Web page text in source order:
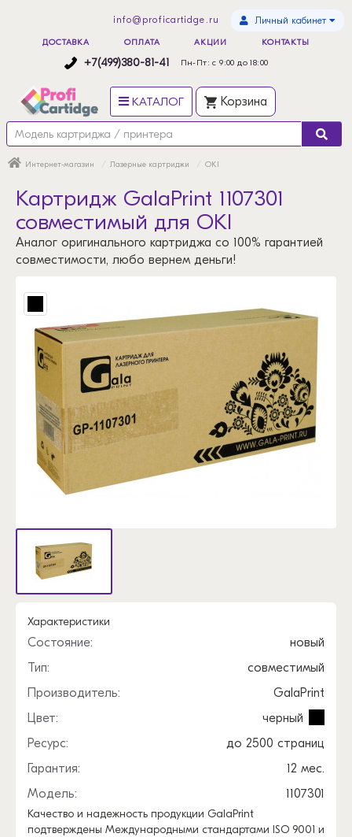
info@proficartidge.ru Личный кабинет
ДОСТАВКА ОПЛАТА АКЦИИ КОНТАКТЫ
+7(499)380-81-41 Пн-Пт: с 9:00 до 18:00
КАТАЛОГ Корзина
Интернет-магазин Лазерные картриджи OKI
Картридж GalaPrint 1107301
совместимый для OKI
Аналог оригинального картриджа со 100% гарантией
совместимости, любо вернем деньги!
Характеристики
Состояние:
новый
Тип:
совместимый
Производитель:
GalaPrint
Цвет:
черный
Ресурс:
до 2500 страниц
Гарантия:
12 мес.
Модель:
1107301
Качество и надежность продукции GalaPrint
подтверждены Международными стандартами ISO 9001 и